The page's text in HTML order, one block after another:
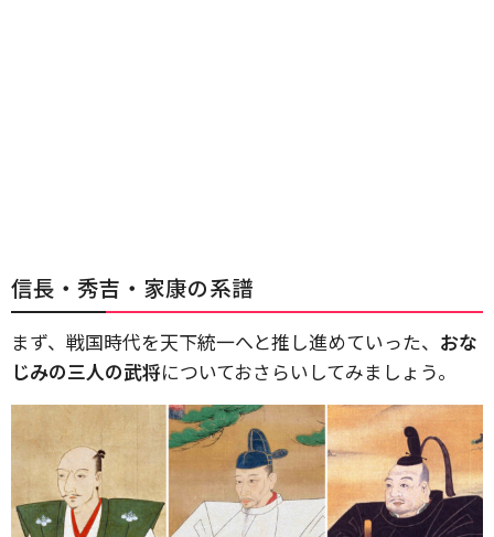
信長・秀吉・家康の系譜
まず、戦国時代を天下統一へと推し進めていった、 おな
じみの三人の武将についておさらいしてみましょう。